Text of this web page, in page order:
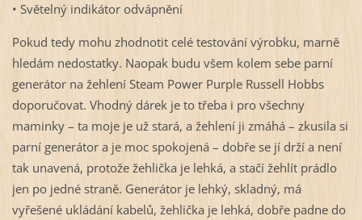
• Světelný indikátor odvápnění
Pokud tedy mohu zhodnotit celé testování výrobku, marně
hledám nedostatky. Naopak budu všem kolem sebe parní
generátor na žehlení Steam Power Purple Russell Hobbs
doporučovat. Vhodný dárek je to třeba i pro všechny
maminky – ta moje je už stará, a žehlení ji zmáhá – zkusila si
parní generátor a je moc spokojená – dobře se jí drží a není
tak unavená, protože žehlička je lehká, a stačí žehlít prádlo
jen po jedné straně. Generátor je lehký, skladný, má
vyřešené ukládání kabelů, žehlička je lehká, dobře padne do